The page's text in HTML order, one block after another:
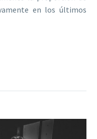
en los últimos